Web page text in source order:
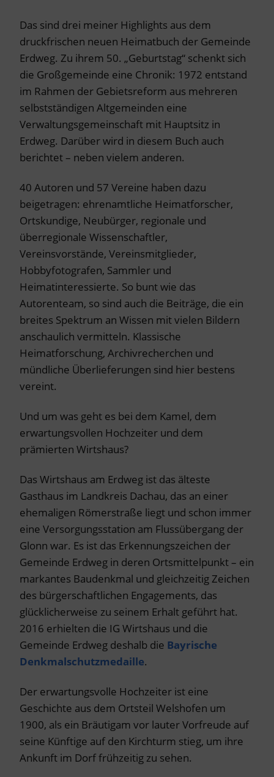
Das sind drei meiner Highlights aus dem
druckfrischen neuen Heimatbuch der Gemeinde
Erdweg. Zu ihrem 50. „Geburtstag“ schenkt sich
die Großgemeinde eine Chronik: 1972 entstand
im Rahmen der Gebietsreform aus mehreren
selbstständigen Altgemeinden eine
Verwaltungsgemeinschaft mit Hauptsitz in
Erdweg. Darüber wird in diesem Buch auch
berichtet – neben vielem anderen.
40 Autoren und 57 Vereine haben dazu
beigetragen: ehrenamtliche Heimatforscher,
Ortskundige, Neubürger, regionale und
überregionale Wissenschaftler,
Vereinsvorstände, Vereinsmitglieder,
Hobbyfotografen, Sammler und
Heimatinteressierte. So bunt wie das
Autorenteam, so sind auch die Beiträge, die ein
breites Spektrum an Wissen mit vielen Bildern
anschaulich vermitteln. Klassische
Heimatforschung, Archivrecherchen und
mündliche Überlieferungen sind hier bestens
vereint.
Und um was geht es bei dem Kamel, dem
erwartungsvollen Hochzeiter und dem
prämierten Wirtshaus?
Das Wirtshaus am Erdweg ist das älteste
Gasthaus im Landkreis Dachau, das an einer
ehemaligen Römerstraße liegt und schon immer
eine Versorgungsstation am Flussübergang der
Glonn war. Es ist das Erkennungszeichen der
Gemeinde Erdweg in deren Ortsmittelpunkt – ein
markantes Baudenkmal und gleichzeitig Zeichen
des bürgerschaftlichen Engagements, das
glücklicherweise zu seinem Erhalt geführt hat.
2016 erhielten die IG Wirtshaus und die
Gemeinde Erdweg deshalb die Bayrische
Denkmalschutzmedaille.
Der erwartungsvolle Hochzeiter ist eine
Geschichte aus dem Ortsteil Welshofen um
1900, als ein Bräutigam vor lauter Vorfreude auf
seine Künftige auf den Kirchturm stieg, um ihre
Ankunft im Dorf frühzeitig zu sehen.